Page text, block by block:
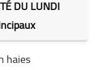
DU LUNDI
haies